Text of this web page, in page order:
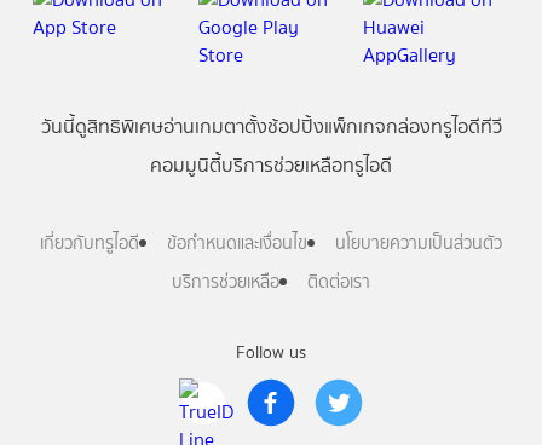
Follow us
วันนี้ดูสิทธิพิเศษอ่านเกมตาตั้งช้อปปิ้งแพ็กเกจกล่องทรูไอดีทีวี
คอมมูนิตี้บริการช่วยเหลือทรูไอดี
เกี่ยวกับทรูไอดี ข้อกำหนดและเงื่อนไข
นโยบายความเป็นส่วนตัว
บริการช่วยเหลือ
ติดต่อเรา